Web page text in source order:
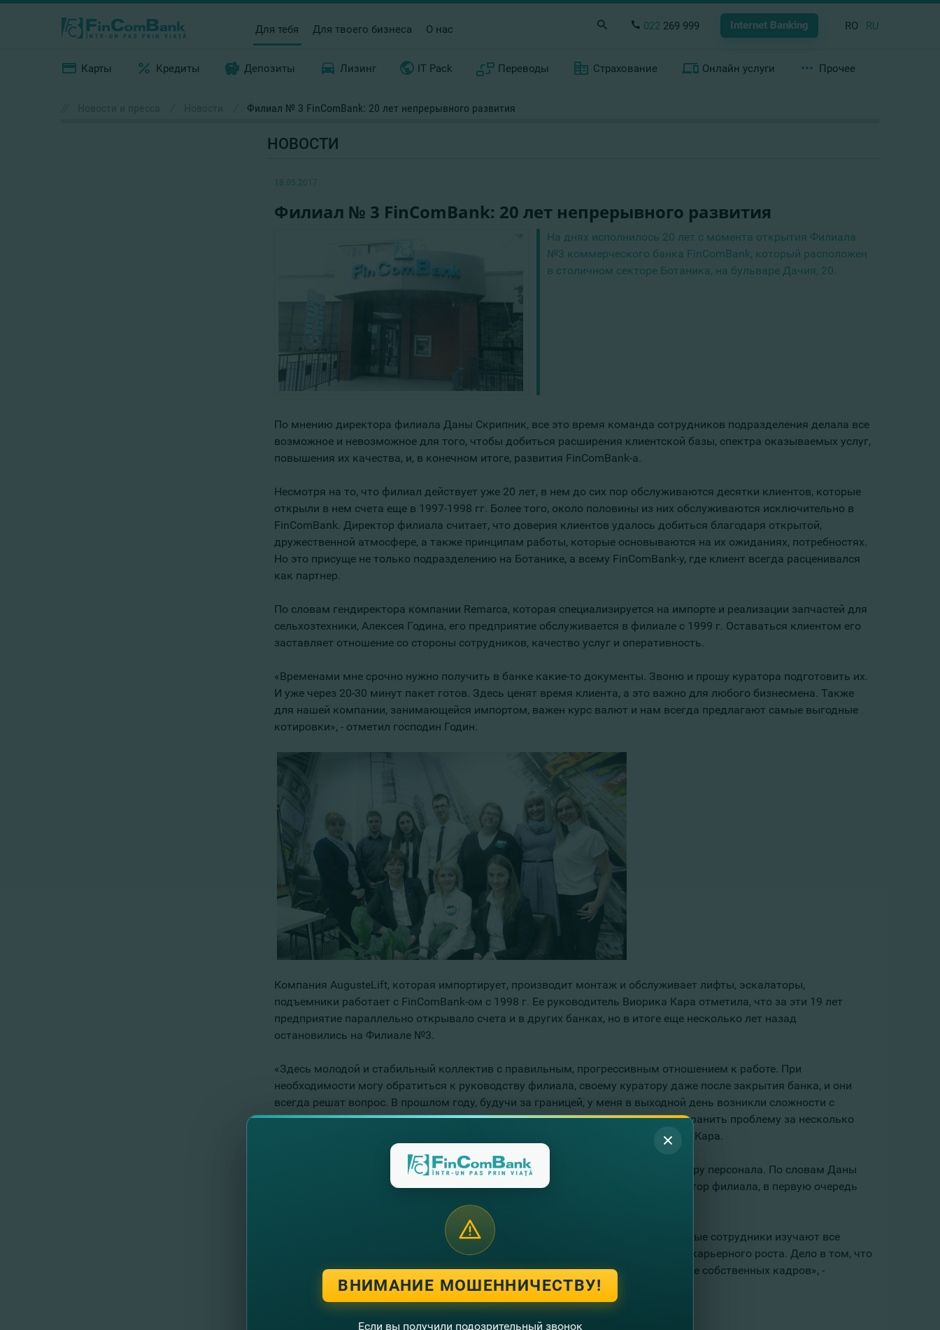
Для тебя Для твоего бизнеса О нас 022 269 999 Internet Banking RO RU
Карты Кредиты Депозиты Лизинг IT Pack Переводы Страхование Онлайн услуги Прочее
Филиал № 3 FinComBank: 20 лет непрерывного развития
НОВОСТИ
18.05.2017
Филиал № 3 FinComBank: 20 лет непрерывного развития
На днях исполнилось 20 лет с момента открытия Филиала
№3 коммерческого банка FinComBank, который расположен
в столичном секторе Ботаника, на бульваре Дачия, 20.
По мнению директора филиала Даны Скрипник, все это время команда сотрудников подразделения делала все
возможное и невозможное для того, чтобы добиться расширения клиентской базы, спектра оказываемых услуг,
повышения их качества, и, в конечном итоге, развития FinComBank-а.
Несмотря на то, что филиал действует уже 20 лет, в нем до сих пор обслуживаются десятки клиентов, которые
открыли в нем счета еще в 1997-1998 гг. Более того, около половины из них обслуживаются исключительно в
FinComBank. Директор филиала считает, что доверия клиентов удалось добиться благодаря открытой,
дружественной атмосфере, а также принципам работы, которые основываются на их ожиданиях, потребностях.
Но это присуще не только подразделению на Ботанике, а всему FinComBank-у, где клиент всегда расценивался
как партнер.
По словам гендиректора компании Remarca, которая специализируется на импорте и реализации запчастей для
сельхозтехники, Алексея Година, его предприятие обслуживается в филиале с 1999 г. Оставаться клиентом его
заставляет отношение со стороны сотрудников, качество услуг и оперативность.
«Временами мне срочно нужно получить в банке какие-то документы. Звоню и прошу куратора подготовить их.
И уже через 20-30 минут пакет готов. Здесь ценят время клиента, а это важно для любого бизнесмена. Также
для нашей компании, занимающейся импортом, важен курс валют и нам всегда предлагают самые выгодные
котировки», - отметил господин Годин.
Компания AugusteLift, которая импортирует, производит монтаж и обслуживает лифты, эскалаторы,
подъемники работает с FinComBank-ом с 1998 г. Ее руководитель Виорика Кара отметила, что за эти 19 лет
предприятие параллельно открывало счета и в других банках, но в итоге еще несколько лет назад
остановились на Филиале №3.
«Здесь молодой и стабильный коллектив с правильным, прогрессивным отношением к работе. При
необходимости могу обратиться к руководству филиала, своему куратору даже после закрытия банка, и они
всегда решат вопрос. В прошлом году, будучи за границей, у меня в выходной день возникли сложности с
банковской картой. Позвонила главному бухгалтеру филиала и ей удалось устранить проблему за несколько
минут. Такого отношения я не встречала в других банках», - отметила Виорика Кара.
Чтобы обеспечить такое положение дел в филиале серьезно относятся к подбору персонала. По словам Даны
Скрипник, на собеседованиях с потенциальными сотрудниками она, как директор филиала, в первую очередь
обращает внимание на их порядочность и вежливость.
«Членов команды в FinComBank-е предпочитают готовить своими силами. Новые сотрудники изучают все
этапы банковской деятельности, специфику и знают – это залог дальнейшего карьерного роста. Дело в том, что
один из принципов FinComBank – профессиональная подготовка и продвижение собственных кадров», -
отметила она.ВНИМАНИЕ МОШЕННИЧЕСТВУ!
Если вы получили подозрительный звонок